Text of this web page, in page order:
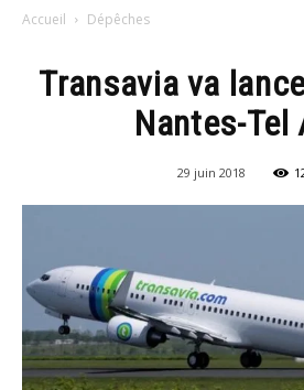
Accueil Dépêches
Transavia va
Nantes-Tel
29 juin 2018